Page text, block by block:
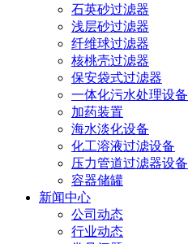
石英砂过滤器
浅层砂过滤器
纤维球过滤器
核桃壳过滤器
保安袋式过滤器
一体化污水处理设备
加药装置
海水淡化设备
化工溶液过滤设备
压力管道过滤器设备
容器储罐
新闻中心
公司动态
行业动态